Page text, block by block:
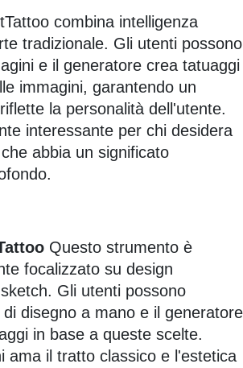
combina intelligenza
tradizionale. Gli utenti possono
e il generatore crea tatuaggi
immagini, garantendo un
la personalità dell'utente.
interessante per chi desidera
abbia un significato
Questo strumento è
focalizzato su design
Gli utenti possono
disegno a mano e il generatore
in base a queste scelte.
ama il tratto classico e l'estetica